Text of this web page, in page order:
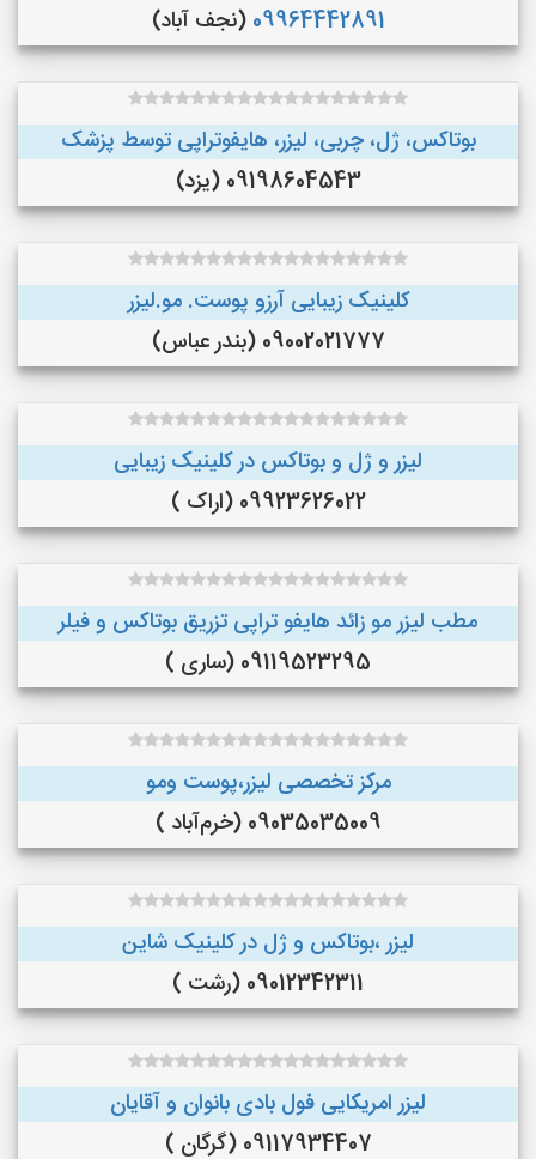
09964442891 (نجف‌ آباد)
بوتاکس، ژل، چربی، لیزر، هایفوتراپی توسط پزشک
09198604543 (یزد)
کلینیک زیبایی آرزو پوست. مو.لیزر
09002021777 (بندر عباس)
لیزر و ژل و بوتاکس در کلینیک زیبایی
09923626022 (اراک )
مطب لیزر مو زائد هایفو تراپی تزریق بوتاکس و فیلر
09119523295 (ساری )
مرکز تخصصی لیزر،پوست و‌مو
09035035009 (خرم‌آباد )
لیزر ،بوتاکس و ژل در کلینیک شاین
09012342311 (رشت )
لیزر امریکایی فول بادی بانوان و آقایان
09117934407 (گرگان )